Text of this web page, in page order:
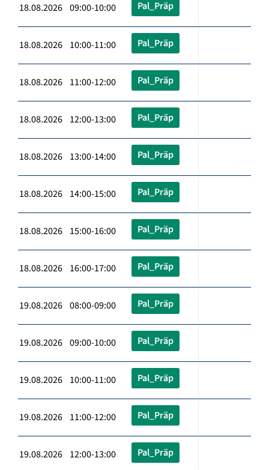
18.08.2026 09:00-10:00 Pal_Präp
18.08.2026 10:00-11:00 Pal_Präp
18.08.2026 11:00-12:00 Pal_Präp
18.08.2026 12:00-13:00 Pal_Präp
18.08.2026 13:00-14:00 Pal_Präp
18.08.2026 14:00-15:00 Pal_Präp
18.08.2026 15:00-16:00 Pal_Präp
18.08.2026 16:00-17:00 Pal_Präp
19.08.2026 08:00-09:00 Pal_Präp
19.08.2026 09:00-10:00 Pal_Präp
19.08.2026 10:00-11:00 Pal_Präp
19.08.2026 11:00-12:00 Pal_Präp
19.08.2026 12:00-13:00 Pal_Präp